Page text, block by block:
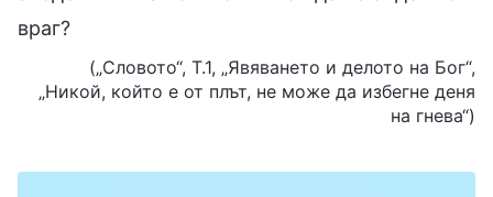
враг?
(„Словото“, Т.1, „Явяването и делото на Бог“,
„Никой, който е от плът, не може да избегне деня
на гнева“)